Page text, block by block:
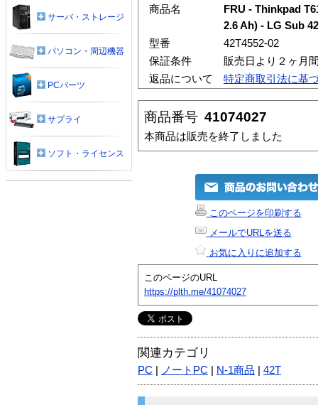
商品名
FRU - Thinkpad
2.6 Ah) - LG Sub
型番
42T4552-02
保証条件
販売日より２ヶ月
返品について
特定商取引法に基
商品番号 41074027
本商品は販売を終了しました
このページを印刷する
メールでURLを送る
お気に入りに追加する
このページのURL
https://plth.me/41074027
関連カテゴリ
PC ノートPC N-1商品 42T
サーバ・ストレージ
パソコン・周辺機器
PCパーツ
サプライ
ソフト・ライセンス